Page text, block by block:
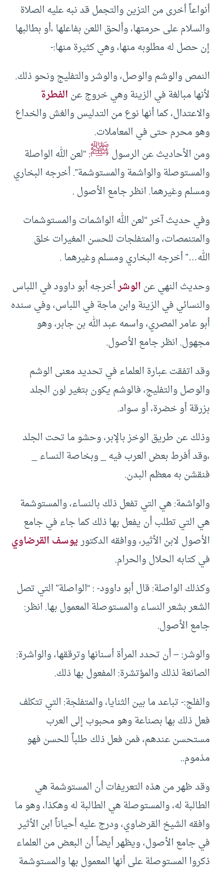
أنواعاً أخرى من التزين والتجمل قد نبه عليه الصلاة
والسلام على حرمتها، وألحق اللعن بفاعلها ،أو بطالبها
إن حصل له مطلوبه منها، وهي كثيرة منها:-
النمص والوشم والوصل، والوشر والتفليج ونحو ذلك.
لأنها مبالغة في الزينة وهي خروج عنالفطرة
والاعتدال، كما أنها نوع من التدليس والغش والخداع
وهو محرم حتى في المعاملات.
ومن الأحاديث عن الرسولﷺ: “لعن الله الواصلة
والمستوصلة والواشمة والمستوشمة”. أخرجه البخاري
ومسلم وغيرهما. انظر جامع الأصول .
وفي حديث آخر “لعن الله الواشمات والمستوشمات
والمتنمصات، والمتفلجات للحسن المغيرات خلق
الله…” أخرجه البخاري ومسلم وغيرهما .
وحديث النهي عنالوشرأخرجه أبو داوود في اللباس
والنسائي في الزينة وابن ماجة في اللباس، وفي سنده
أبو عامر المصري، واسمه عبد الله بن جابر، وهو
مجهول. انظر جامع الأصول.
وقد اتفقت عبارة العلماء في تحديد معنى الوشم
والوصل والتفليج، فالوشم يكون بتغير لون الجلد
بزرقة أو خضرة، أو سواد.
وذلك عن طريق الوخز بالإبر، وحشو ما تحت الجلد
،وقد أفرط بعض العرب فيه _ وبخاصة النساء _
فنقشن به معظم البدن.
والواشمة: هي التي تفعل ذلك بالنساء، والمستوشمة
هي التي تطلب أن يفعل بها ذلك كما جاء في جامع
الأصول لابن الأثير، ووافقه الدكتوريوسف القرضاوي
في كتابه الحلال والحرام.
وكذلك الواصلة: قال أبو داوود- : “الواصلة” التي تصل
الشعر بشعر النساء والمستوصلة المعمول بها. انظر:
جامع الأصول.
والوشر: – أن تحدد المرأة أسنانها وترققها، والواشرة:
الصانعة لذلك والمؤتشرة: المفعول بها ذلك.
والفلج:- تباعد ما بين الثنايا، والمتفلجة: التي تتكلف
فعل ذلك بها بصناعة وهو محبوب إلى العرب
مستحسن عندهم، فمن فعل ذلك طلباً للحسن فهو
مذموم..
وقد ظهر من هذه التعريفات أن المستوشمة هي
الطالبة له، والمستوصلة هي الطالبة له وهكذا، وهو ما
وافقه الشيخ القرضاوي، ودرج عليه أحياناً ابن الأثير
في جامع الأصول، ويظهر أيضاً أن البعض من العلماء
ذكروا المستوصلة على أنها المعمول بها والمستوشمة